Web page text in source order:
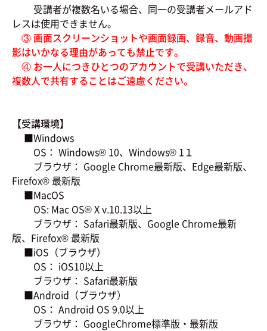
受講者が複数名いる場合、同一の受講者メールアド
レスは使用できません。
③ 画面スクリーンショットや画面録画、録音、動画撮
影はいかなる理由があっても禁止です。
④ お一人につきひとつのアカウントで受講いただき、
複数人で共有することはご遠慮ください。
【受講環境】
■Windows
OS： Windows® 10、Windows® 1１
ブラウザ： Google Chrome最新版、Edge最新版、
Firefox® 最新版
■MacOS
OS: Mac OS® X v.10.13以上
ブラウザ： Safari最新版、Google Chrome最新
版、Firefox® 最新版
■iOS（ブラウザ）
OS： iOS10以上
ブラウザ： Safari最新版
■Android（ブラウザ）
OS： Android OS 9.0以上
ブラウザ： GoogleChrome標準版・最新版